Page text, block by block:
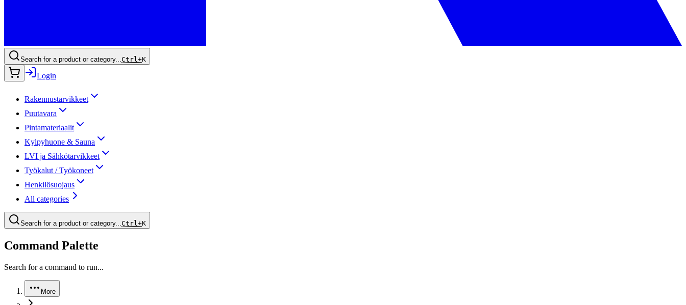
Search for a product or category... Ctrl+K
Login
Rakennustarvikkeet
Puutavara
Pintamateriaalit
Kylpyhuone & Sauna
LVI ja Sähkötarvikkeet
Työkalut / Työkoneet
Henkilösuojaus
All categories
Search for a product or category... Ctrl+K
Command Palette
Search for a command to run...
More